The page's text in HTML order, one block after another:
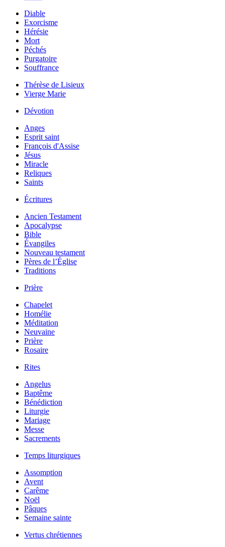
Diable
Exorcisme
Hérésie
Mort
Péchés
Purgatoire
Souffrance
Thérèse de Lisieux
Vierge Marie
Dévotion
Anges
Esprit saint
François d'Assise
Jésus
Miracle
Reliques
Saints
Écritures
Ancien Testament
Apocalypse
Bible
Évangiles
Nouveau testament
Pères de l’Église
Traditions
Prière
Chapelet
Homélie
Méditation
Neuvaine
Prière
Rosaire
Rites
Angelus
Baptême
Bénédiction
Liturgie
Mariage
Messe
Sacrements
Temps liturgiques
Assomption
Avent
Carême
Noël
Pâques
Semaine sainte
Vertus chrétiennes